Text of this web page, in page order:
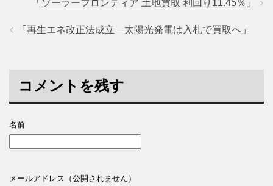
「 ソーラーフロンティア 土地買取 利回り11.45％ 」
「 再生エネ改正法成立 太陽光発電は入札で買取へ 」
コメントを残す
名前
メールアドレス（公開されません）